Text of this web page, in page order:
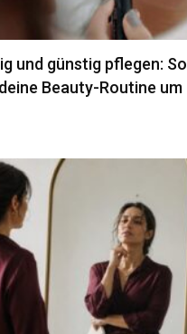
und günstig pflegen: So
Beauty-Routine um